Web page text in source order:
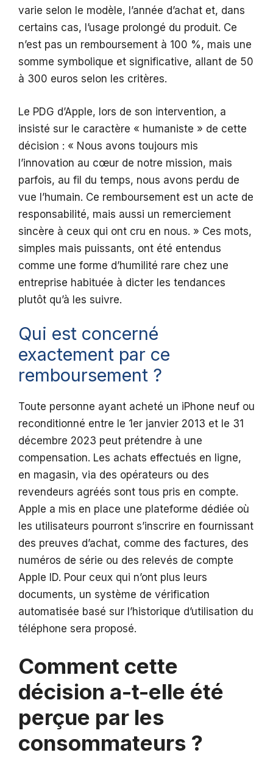
varie selon le modèle, l’année d’achat et, dans
certains cas, l’usage prolongé du produit. Ce
n’est pas un remboursement à 100 %, mais une
somme symbolique et significative, allant de 50
à 300 euros selon les critères.
Le PDG d’Apple, lors de son intervention, a
insisté sur le caractère « humaniste » de cette
décision : « Nous avons toujours mis
l’innovation au cœur de notre mission, mais
parfois, au fil du temps, nous avons perdu de
vue l’humain. Ce remboursement est un acte de
responsabilité, mais aussi un remerciement
sincère à ceux qui ont cru en nous. » Ces mots,
simples mais puissants, ont été entendus
comme une forme d’humilité rare chez une
entreprise habituée à dicter les tendances
plutôt qu’à les suivre.
Qui est concerné
exactement par ce
remboursement ?
Toute personne ayant acheté un iPhone neuf ou
reconditionné entre le 1er janvier 2013 et le 31
décembre 2023 peut prétendre à une
compensation. Les achats effectués en ligne,
en magasin, via des opérateurs ou des
revendeurs agréés sont tous pris en compte.
Apple a mis en place une plateforme dédiée où
les utilisateurs pourront s’inscrire en fournissant
des preuves d’achat, comme des factures, des
numéros de série ou des relevés de compte
Apple ID. Pour ceux qui n’ont plus leurs
documents, un système de vérification
automatisée basé sur l’historique d’utilisation du
téléphone sera proposé.
Comment cette
décision a-t-elle été
perçue par les
consommateurs ?